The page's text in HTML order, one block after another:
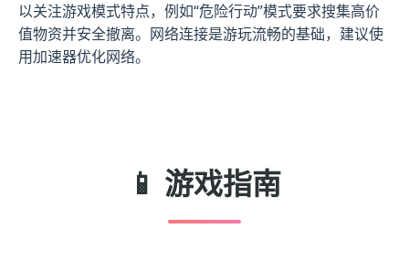
以关注游戏模式特点，例如“危险行动”模式要求搜集高价
值物资并安全撤离。网络连接是游玩流畅的基础，建议使
用加速器优化网络。
📱 游戏指南